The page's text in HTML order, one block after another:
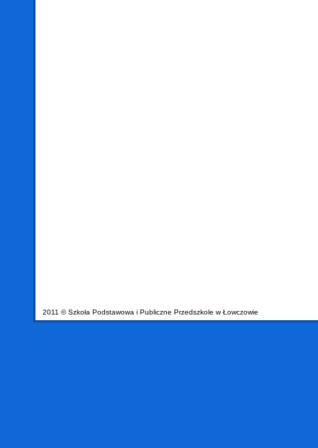
2011 © Szkoła Podstawowa i Publiczne Przedszkole w Łowczowie